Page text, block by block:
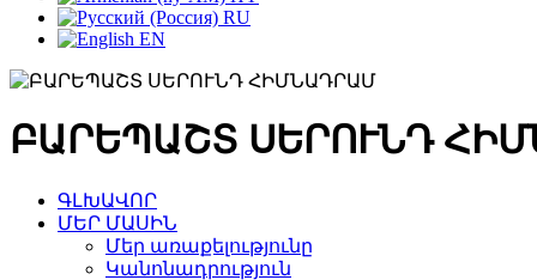
RU
EN
ԲԱՐԵՊԱՇՏ ՍԵՐՈՒՆԴ
ԳԼԽԱՎՈՐ
ՄԵՐ ՄԱՍԻՆ
Մեր առաքելությունը
Կանոնադրություն